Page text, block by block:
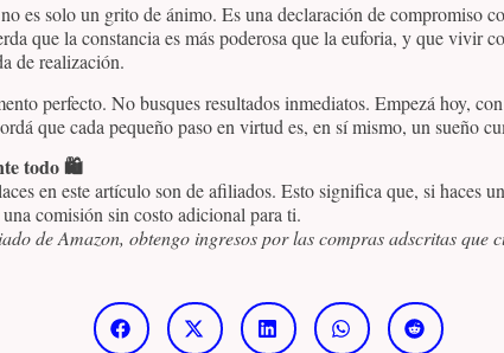
es solo un grito de ánimo. Es una declaración de compromiso
que la constancia es más poderosa que la euforia, y que vivir
de realización.
perfecto. No busques resultados inmediatos. Empezá hoy,
que cada pequeño paso en virtud es, en sí mismo, un sueño
todo 🛍️
en este artículo son de afiliados. Esto significa que, si haces
comisión sin costo adicional para ti.
de Amazon, obtengo ingresos por las compras adscritas que